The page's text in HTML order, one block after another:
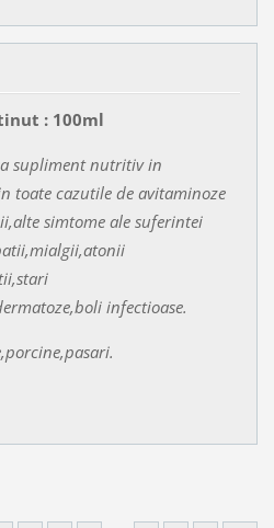
: 100ml
supliment nutritiv in
toate cazutile de avitaminoze
simtome ale suferintei
infectioase.